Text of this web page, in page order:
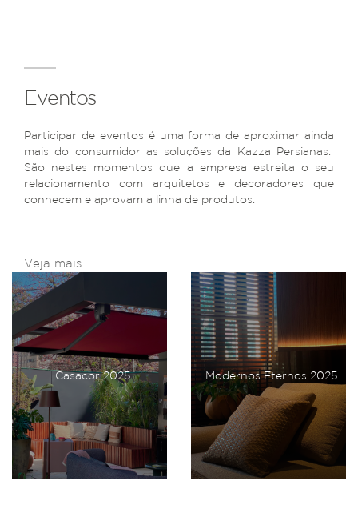
Eventos
Participar de eventos é uma forma de aproximar ainda
mais do consumidor as soluções da Kazza Persianas.
São nestes momentos que a empresa estreita o seu
relacionamento com arquitetos e decoradores que
conhecem e aprovam a linha de produtos.
Veja mais
Casacor 2025 Modernos Eternos 2025